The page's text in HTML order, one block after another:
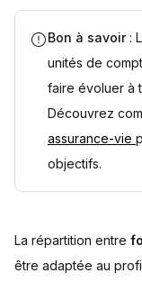
Bon à savoir:
unités de
faire évoluer à
Découvrez
assurance-vie
objectifs.
La répartition entre
être adaptée au